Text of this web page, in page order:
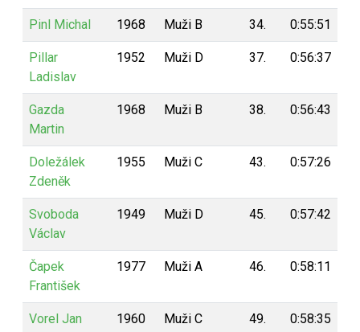
Pinl Michal 1968 Muži B 34. 0:55:51
Pillar
Ladislav
1952 Muži D 37. 0:56:37
Gazda
Martin
1968 Muži B 38. 0:56:43
Doležálek
Zdeněk
1955 Muži C 43. 0:57:26
Svoboda
Václav
1949 Muži D 45. 0:57:42
Čapek
František
1977 Muži A 46. 0:58:11
Vorel Jan 1960 Muži C 49. 0:58:35